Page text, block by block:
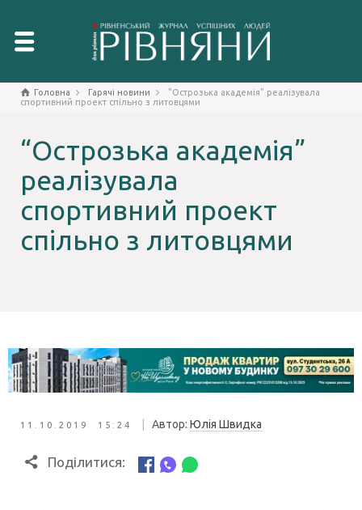
Головна Гарячі новини
"Острозька академія" реалізувала
спортивний проект спільно з литовцями
“Острозька академія”
реалізувала
спортивний проект
спільно з литовцями
11.10.2019 15:24 Автор: Юлія Швидка
Поділитися: